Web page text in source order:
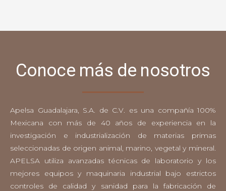
Conoce más de nosotros
Apelsa Guadalajara, S.A. de C.V. es una compañía 100%
Mexicana con más de 40 años de experiencia en la
investigación e industrialización de materias primas
seleccionadas de origen animal, marino, vegetal y mineral.
APELSA utiliza avanzadas técnicas de laboratorio y los
mejores equipos y maquinaria industrial bajo estrictos
controles de calidad y sanidad para la fabricación de